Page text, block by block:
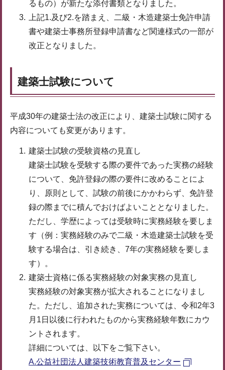
るもの）が新たな添付書類となりました。
上記1.及び2.を踏まえ、二級・木造建築士免許申請
書や建築士事務所登録申請書など関連様式の一部が
改正となりました。
建築士試験について
平成30年の建築士法の改正により、建築士試験に関する
内容についても変更があります。
建築士試験の受験資格の見直し
建築士試験を受験する際の要件であった実務の経験
について、免許登録の際の要件に改めることによ
り、原則として、試験の前後にかかわらず、免許登
録の際までに積んでおけばよいこととなりました。
ただし、学歴によっては受験時に実務経験を要しま
す（例：実務経験のみで二級・木造建築士試験を受
験する場合は、引き続き、7年の実務経験を要しま
す）。
建築士資格に係る実務経験の対象実務の見直し
実務経験の対象実務が拡大されることになりまし
た。ただし、追加された実務については、令和2年3
月1日以後に行われたものから実務経験年数にカウ
ントされます。
詳細については、以下をご覧下さい。
A.公益社団法人建築技術教育普及センター